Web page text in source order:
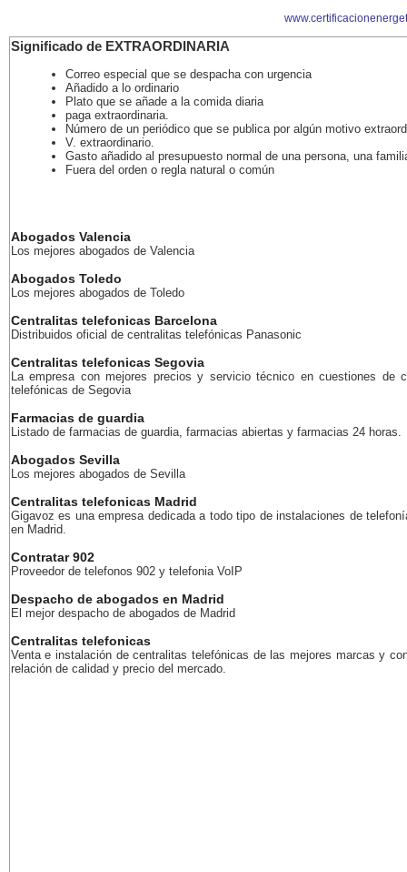
Significado de EXTRAORDINARIA
Correo especial que se despacha con urgencia
Añadido a lo ordinario
Plato que se añade a la comida diaria
paga extraordinaria.
Número de un periódico que se publica por algún motivo
V. extraordinario.
Gasto añadido al presupuesto normal de una persona, una
Fuera del orden o regla natural o común
Abogados Valencia
Los mejores abogados de Valencia
Abogados Toledo
Los mejores abogados de Toledo
Centralitas telefonicas Barcelona
Distribuidos oficial de centralitas telefónicas Panasonic
Centralitas telefonicas Segovia
La empresa con mejores precios y servicio técnico en cuestiones de
telefónicas de Segovia
Farmacias de guardia
Listado de farmacias de guardia, farmacias abiertas y farmacias 24 horas.
Abogados Sevilla
Los mejores abogados de Sevilla
Centralitas telefonicas Madrid
Gigavoz es una empresa dedicada a todo tipo de instalaciones de
en Madrid.
Contratar 902
Proveedor de telefonos 902 y telefonia VoIP
Despacho de abogados en Madrid
El mejor despacho de abogados de Madrid
Centralitas telefonicas
Venta e instalación de centralitas telefónicas de las mejores marcas y
relación de calidad y precio del mercado.